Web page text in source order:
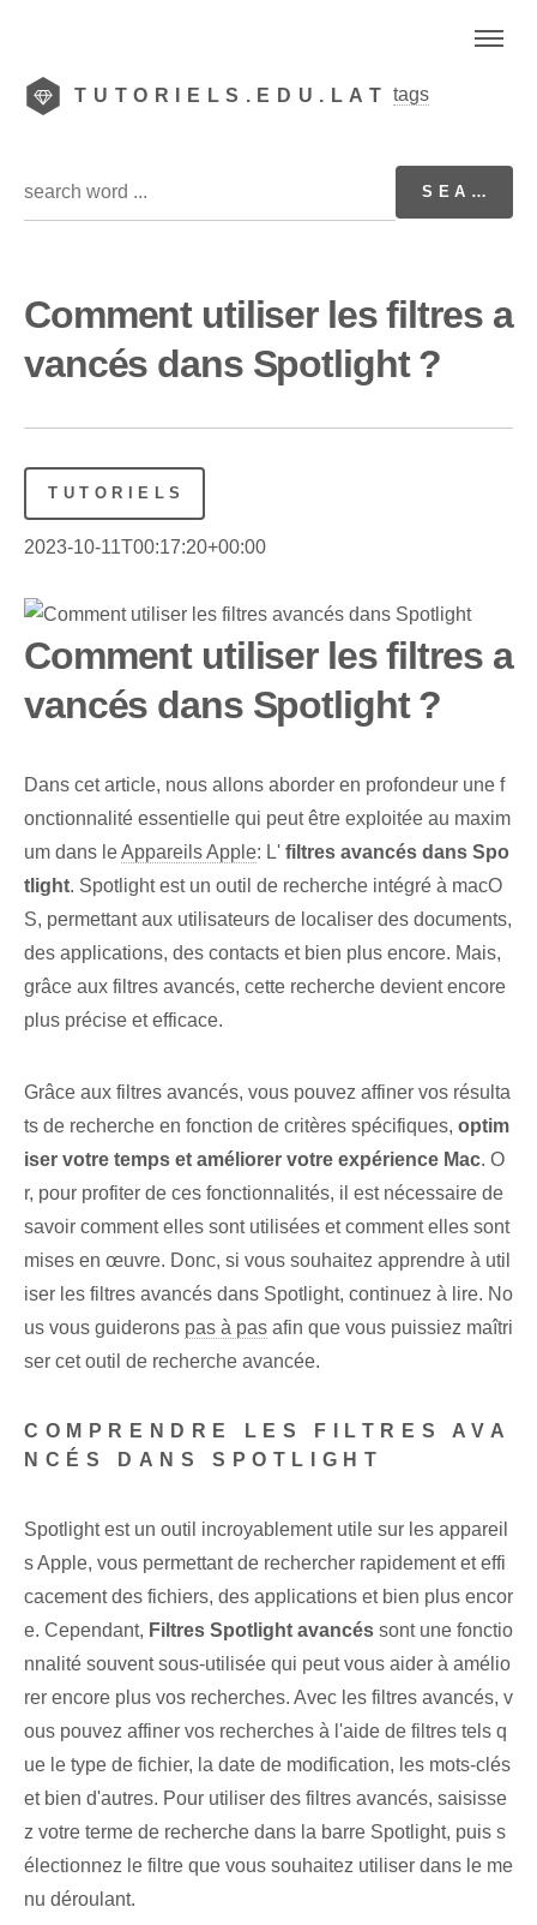
TUTORIELS.EDU.LAT tags
Comment utiliser les filtres a
vancés dans Spotlight ?
TUTORIELS
2023-10-11T00:17:20+00:00
Comment utiliser les filtres a
vancés dans Spotlight ?
Dans cet article, nous allons aborder en profondeur une f
onctionnalité essentielle qui peut être exploitée au maxim
um dans leAppareils Apple: L' filtres avancés dans Spo
tlight. Spotlight est un outil de recherche intégré à macO
S, permettant aux utilisateurs de localiser des documents,
des applications, des contacts et bien plus encore. Mais,
grâce aux filtres avancés, cette recherche devient encore
plus précise et efficace.
Grâce aux filtres avancés, vous pouvez affiner vos résulta
ts de recherche en fonction de critères spécifiques, optim
iser votre temps et améliorer votre expérience Mac. O
r, pour profiter de ces fonctionnalités, il est nécessaire de
savoir comment elles sont utilisées et comment elles sont
mises en œuvre. Donc, si vous souhaitez apprendre à util
iser les filtres avancés dans Spotlight, continuez à lire. No
us vous guiderons pas à pas afin que vous puissiez maîtri
ser cet outil de recherche avancée.
COMPRENDRE LES FILTRES AVA
NCÉS DANS SPOTLIGHT
Spotlight est un outil incroyablement utile sur les appareil
s Apple, vous permettant de rechercher rapidement et effi
cacement des fichiers, des applications et bien plus encor
e. Cependant, Filtres Spotlight avancés sont une fonctio
nnalité souvent sous-utilisée qui peut vous aider à amélio
rer encore plus vos recherches. Avec les filtres avancés, v
ous pouvez affiner vos recherches à l'aide de filtres tels q
ue le type de fichier, la date de modification, les mots-clés
et bien d'autres. Pour utiliser des filtres avancés, saisisse
z votre terme de recherche dans la barre Spotlight, puis s
électionnez le filtre que vous souhaitez utiliser dans le me
nu déroulant.